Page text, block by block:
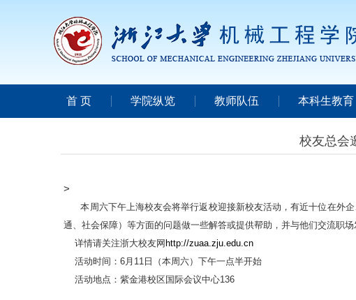
首 页 学院纵览 教师队伍 本科生教育
校友总会
>
本周六下午上海校友会将举行返校迎接新校友活动，有近十位在外企
通、社会保障）等方面的问题做一些解答或提供帮助，并与他们交流职
详情请关注浙大校友网 http://zuaa.zju.edu.cn
活动时间：6月11日（本周六）下午一点半开始
活动地点：紫金港校区国际会议中心136